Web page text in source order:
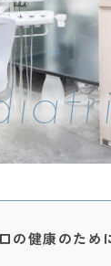
の健康のため